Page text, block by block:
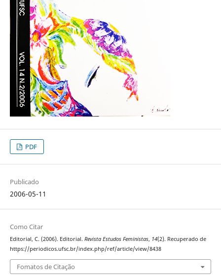
PDF
Publicado
2006-05-11
Como Citar
Editorial, C. (2006). Editorial. Revista Estudos Feministas, 14(2). Recuperado de
https://periodicos.ufsc.br/index.php/ref/article/view/8438
Fomatos de Citação